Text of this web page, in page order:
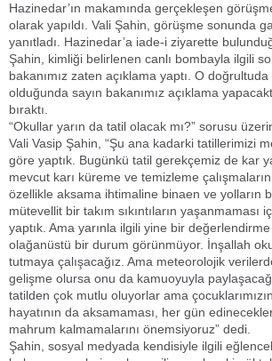
Hazinedar’ın makamında gerçekleşen
olarak yapıldı. Vali Şahin, görüşme sonunda
yanıtladı. Hazinedar’a iade-i ziyarette
Şahin, kimliği belirlenen canlı bombayla ilgili
bakanımız zaten açıklama yaptı. O
olduğunda sayın bakanımız açıklama
bıraktı.
“Okullar yarın da tatil olacak mı?” sorusu
Vali Vasip Şahin, “Şu ana kadarki tatillerimizi
göre yaptık. Bugünkü tatil gerekçemiz de kar
mevcut karı küreme ve temizleme
özellikle aksama ihtimaline binaen ve yolların
mütevellit bir takım sıkıntıların yaşanmaması
yaptık. Ama yarınla ilgili yine bir
olağanüstü bir durum görünmüyor. İnşallah
tutmaya çalışacağız. Ama meteorolojik
gelişme olursa onu da kamuoyuyla
tatilden çok mutlu oluyorlar ama
hayatının da aksamaması, her gün
mahrum kalmamalarını önemsiyoruz” dedi.
Şahin, sosyal medyada kendisiyle ilgili